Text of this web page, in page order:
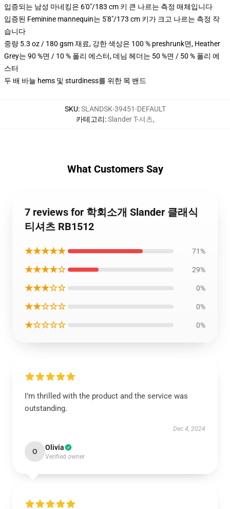
입증되는 남성 마네킹은 6'0"/183 cm 키 큰 나르는 측정 매체입니다
입증된 Feminine mannequin는 5'8"/173 cm 키가 크고 나르는 측정 작
습니다
중량 5.3 oz / 180 gsm 재료, 강한 색상은 100 % preshrunk면, Heather
Grey는 90 %면 / 10 % 폴리 에스터, 데님 헤더는 50 %면 / 50 % 폴리 에
스터
두 배 바늘 hems 및 sturdiness를 위한 목 밴드
SKU:SLANDSK-39451-DEFAULT
카테고리:Slander T-셔츠,
What Customers Say
7 reviews for 학회소개 Slander 클래식
티셔츠 RB1512
★★★★★ 71%
★★★★☆ 29%
★★★☆☆ 0%
★★☆☆☆ 0%
★☆☆☆☆ 0%
I’m thrilled with the product and the service was
outstanding.
Dec 4, 2024
O Olivia
Verified owner